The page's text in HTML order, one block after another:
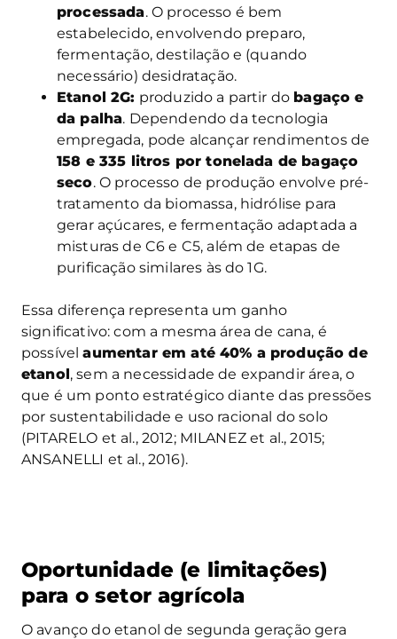
processada. O processo é bem
estabelecido, envolvendo preparo,
fermentação, destilação e (quando
necessário) desidratação.
Etanol 2G: produzido a partir do bagaço e
da palha. Dependendo da tecnologia
empregada, pode alcançar rendimentos de
158 e 335 litros por tonelada de bagaço
seco. O processo de produção envolve pré-
tratamento da biomassa, hidrólise para
gerar açúcares, e fermentação adaptada a
misturas de C6 e C5, além de etapas de
purificação similares às do 1G.
Essa diferença representa um ganho
significativo: com a mesma área de cana, é
possívelaumentar em até 40% a produção de
etanol, sem a necessidade de expandir área, o
que é um ponto estratégico diante das pressões
por sustentabilidade e uso racional do solo
(PITARELO et al., 2012; MILANEZ et al., 2015;
ANSANELLI et al., 2016).
Oportunidade (e limitações)
para o setor agrícola
O avanço do etanol de segunda geração gera